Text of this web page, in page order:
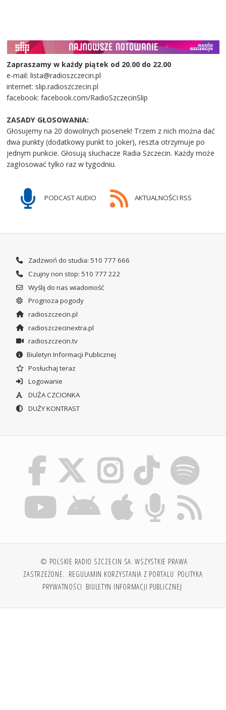
Zapraszamy w każdy piątek od 20.00 do 22.00
e-mail: lista@radioszczecin.pl
internet: slip.radioszczecin.pl
facebook: facebook.com/RadioSzczecinSlip
ZASADY GŁOSOWANIA:
Głosujemy na 20 dowolnych piosenek! Trzem z nich można dać
dwa punkty (dodatkowy punkt to joker), reszta otrzymuje po
jednym punkcie. Głosują słuchacze Radia Szczecin. Każdy może
zagłosować tylko raz w tygodniu.
PODCAST AUDIO AKTUALNOŚCI RSS
Zadzwoń do studia: 510 777 666
Czujny non stop: 510 777 222
Wyślij do nas wiadomość
Prognoza pogody
radioszczecin.pl
radioszczecinextra.pl
radioszczecin.tv
Biuletyn Informacji Publicznej
Posłuchaj teraz
Logowanie
DUŻA CZCIONKA
DUŻY KONTRAST
© POLSKIE RADIO SZCZECIN SA. WSZYSTKIE PRAWA
ZASTRZEŻONE. REGULAMIN KORZYSTANIA Z PORTALU POLITYKA
PRYWATNOŚCI BIULETYN INFORMACJI PUBLICZNEJ